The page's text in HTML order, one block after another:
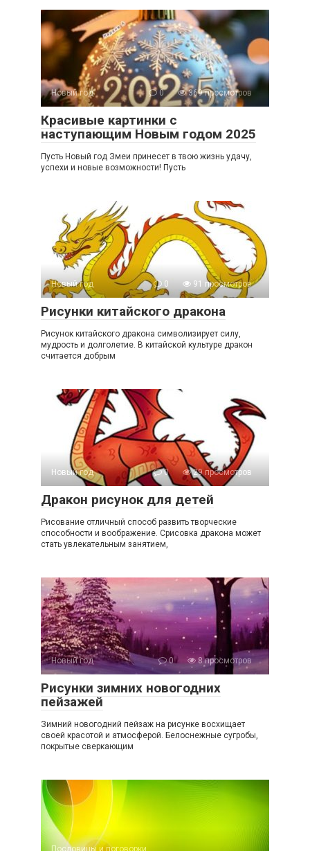
Новый год 0 369 просмотров
Красивые картинки с
наступающим Новым годом 2025
Пусть Новый год Змеи принесет в твою жизнь удачу,
успехи и новые возможности! Пусть
Новый год 0 91 просмотров
Рисунки китайского дракона
Рисунок китайского дракона символизирует силу,
мудрость и долголетие. В китайской культуре дракон
считается добрым
Новый год 0 29 просмотров
Дракон рисунок для детей
Рисование отличный способ развить творческие
способности и воображение. Срисовка дракона может
стать увлекательным занятием,
Новый год 0 8 просмотров
Рисунки зимних новогодних
пейзажей
Зимний новогодний пейзаж на рисунке восхищает
своей красотой и атмосферой. Белоснежные сугробы,
покрытые сверкающим
Пословицы и поговорки